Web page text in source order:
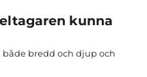
kunna
bredd och djup och